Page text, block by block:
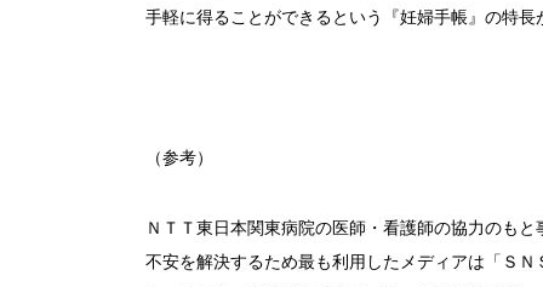
手軽に得ることができるという『妊婦手帳』の特
（参考）
ＮＴＴ東日本関東病院の医師・看護師の協力のも
不安を解決するため最も利用したメディアは「Ｓ